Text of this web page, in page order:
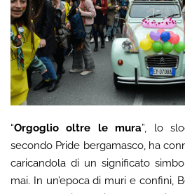
“Orgoglio oltre le mura”, lo
secondo Pride bergamasco, ha
caricandola di un significato
mai. In un’epoca di muri e confini,